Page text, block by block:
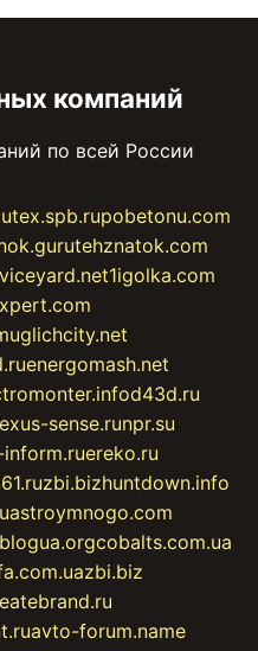
компаний
по всей России
pobetonu.com
tehznatok.com
1igolka.com
uglichcity.net
energomash.net
d43d.ru
sense.runpr.su
ereko.ru
zbi.bizhuntdown.info
stroymnogo.com
blogua.orgcobalts.com.ua
zbi.biz
avto-forum.name